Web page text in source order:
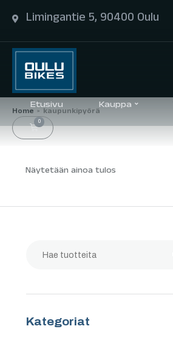
Limingantie 5, 90400 Oulu
Etusivu Kauppa
0
Home > kaupunkipyörä
Näytetään ainoa tulos
Kategoriat